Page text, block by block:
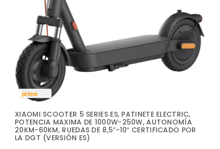
prime
XIAOMI SCOOTER 5 SERIES ES, PATINETE ELECTRIC,
POTENCIA MAXIMA DE 1000W-250W, AUTONOMÍA
20KM-60KM, RUEDAS DE 8,5″-10″ CERTIFICADO POR
LA DGT (VERSIÓN ES)